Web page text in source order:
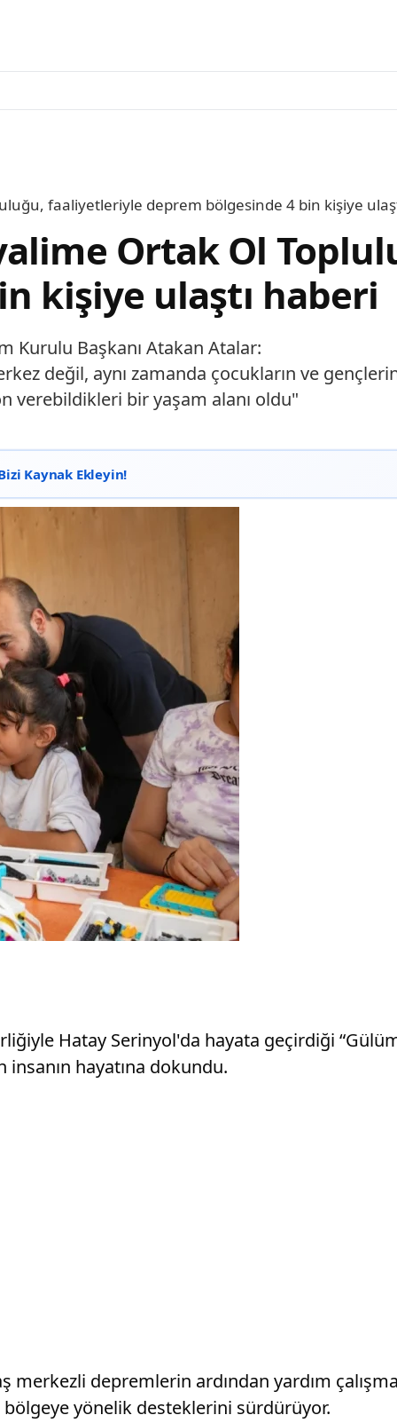
faaliyetleriyle deprem bölgesinde 4 bin kişiye
Ortak Ol
kişiye ulaştı haberi
Kurulu Başkanı Atakan Atalar:
değil, aynı zamanda çocukların ve
verebildikleri bir yaşam alanı oldu"
Kaynak Ekleyin!
Hatay Serinyol'da hayata geçirdiği
hayatına dokundu.
depremlerin ardından yardım
yönelik desteklerini sürdürüyor.